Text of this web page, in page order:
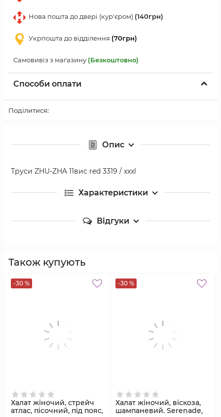
Нова пошта до двері (кур'єром) (140грн)
Укрпошта до відділення (70грн)
Самовивіз з магазину (Безкоштовно)
Способи оплати
Поділитися:
Опис
Труси ZHU-ZHA 11вис red 3319 / xxxl
Характеристики
Відгуки
Також купують
-30 %
Халат жіночий, стрейч
атлас, пісочний, під пояс,
-30 %
Халат жіночий, віскоза,
шампаневий. Serenade,